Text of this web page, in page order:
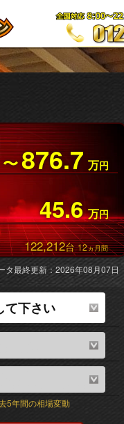
〜876.7 万円
45.6 万円
122,212台12ヵ月間
タ最終更新：2026年08月07日
5年間の相場変動